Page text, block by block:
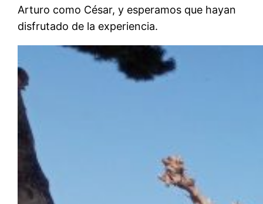
Arturo como César, y esperamos que hayan
disfrutado de la experiencia.